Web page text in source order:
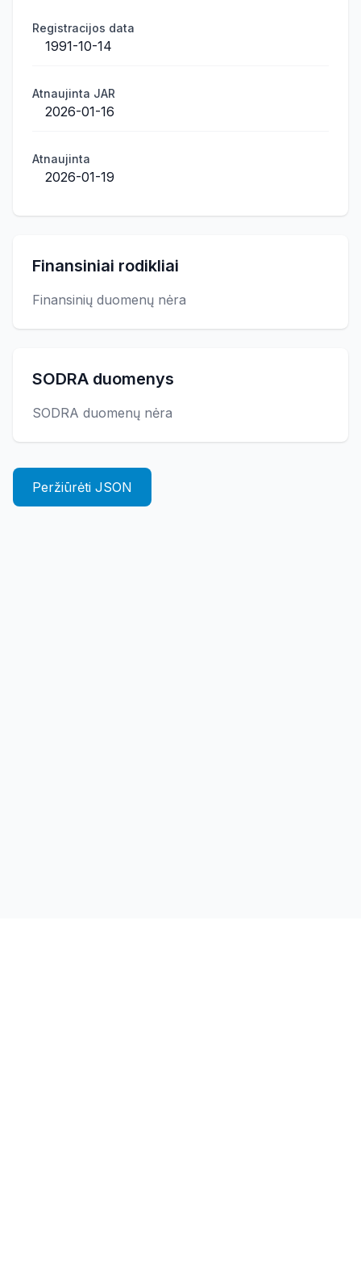
Registracijos data
1991-10-14
Atnaujinta JAR
2026-01-16
Atnaujinta
2026-01-19
Finansiniai rodikliai
Finansinių duomenų nėra
SODRA duomenys
SODRA duomenų nėra
Peržiūrėti JSON